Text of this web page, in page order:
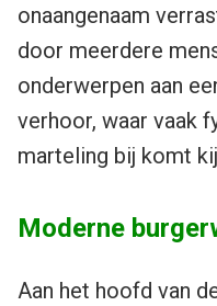
onaangenaam
door meerdere
onderwerpen aan
verhoor, waar vaak
marteling bij komt
Moderne
Aan het hoofd van